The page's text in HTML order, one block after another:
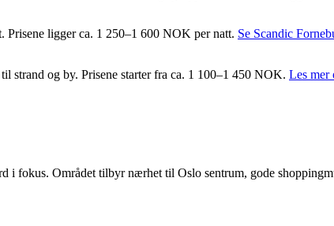
ligger ca. 1 250–1 600 NOK per natt. Se Scandic
strand og by. Prisene starter fra ca. 1 100–1 450 NOK. Les mer
fokus. Området tilbyr nærhet til Oslo sentrum, gode